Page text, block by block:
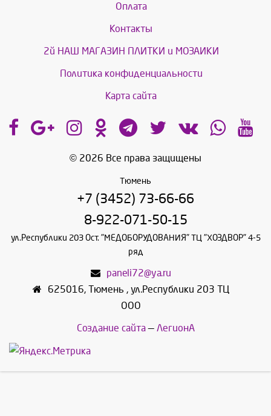
Оплата
Контакты
2й НАШ МАГАЗИН ПЛИТКИ и МОЗАИКИ
Политика конфиденциальности
Карта сайта
© 2026 Все права защищены
Тюмень
+7 (3452) 73-66-66
8-922-071-50-15
ул.Республики 203 Ост. "МЕДОБОРУДОВАНИЯ" ТЦ "ХОЗДВОР" 4-5
ряд
paneli72@ya.ru
625016, Тюмень , ул.Республики 203 ТЦ
ООО
Создание сайта— ЛегионА